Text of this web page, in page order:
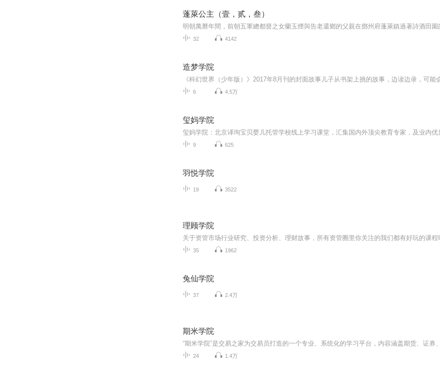
蓬萊公主（壹，贰，叁）
32 4142
造梦学院
6 4.5万
玺妈学院
9 625
羽悦学院
19 3522
理顾学院
关于资管市场行业研究、投资分析、理财故事，所有资管圈里你关注的我们都有好玩的课程
35 1962
兔仙学院
37 2.4万
期米学院
24 1.4万